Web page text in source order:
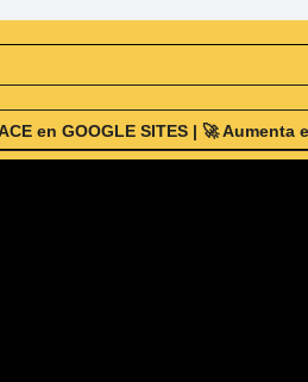
en GOOGLE SITES | 🚀 Aumenta